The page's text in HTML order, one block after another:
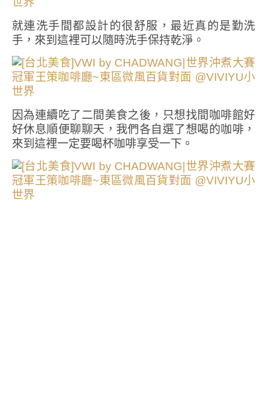
就連洗手間都設計的很舒服，最近真的是勤洗
手，來到這裡可以隨時洗手保持乾淨。
因為連續吃了二間美食之後，只想找間咖啡館好
好休息順便聊聊天，我們各自選了想喝的咖啡，
來到這裡一定要喝杯咖啡享受一下。